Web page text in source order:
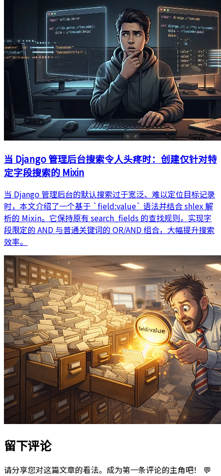
当 Django 管理后台搜索令人头疼时：创建仅针对特
定字段搜索的 Mixin
当 Django 管理后台的默认搜索过于宽泛、难以定位目标记录
时，本文介绍了一个基于 `field:value` 语法并结合 shlex 解
析的 Mixin。它保持原有 search_fields 的查找规则，实现字
段限定的 AND 与普通关键词的 OR/AND 组合，大幅提升搜索
效率。
留下评论
请分享您对这篇文章的看法。成为第一条评论的主角吧！ 💬